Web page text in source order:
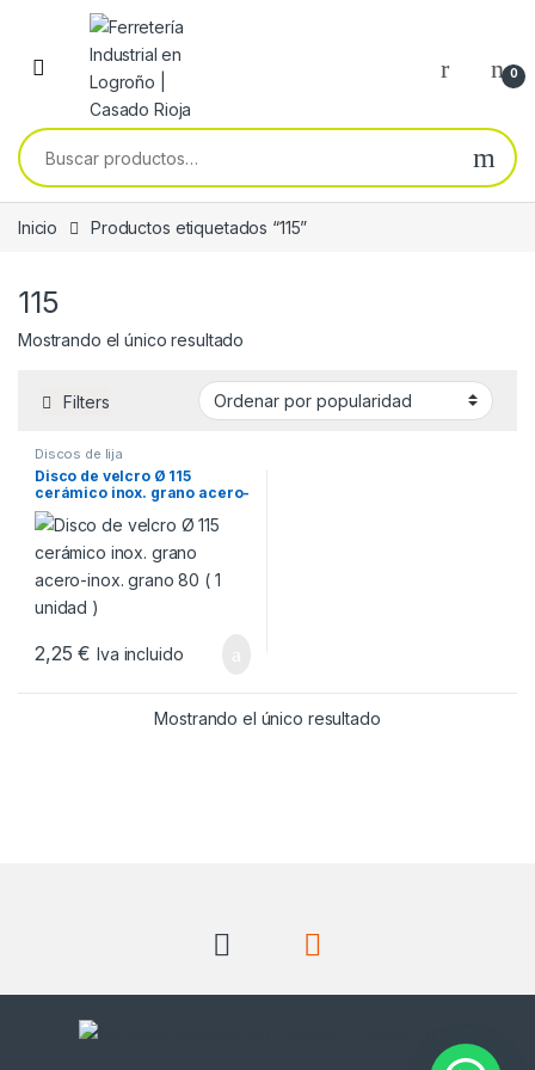
Skip to navigation
Skip to content
0
Buscar por:
Inicio Productos etiquetados “115”
115
Mostrando el único resultado
Filters
Discos de lija
Disco de velcro Ø 115
cerámico inox. grano acero-
inox. grano 80 ( 1 unidad )
2,25€ Iva incluido
Mostrando el único resultado